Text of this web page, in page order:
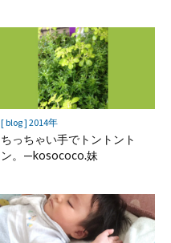
[ blog ] 2014年
ちっちゃい手でトントント
ン。—kosococo.妹